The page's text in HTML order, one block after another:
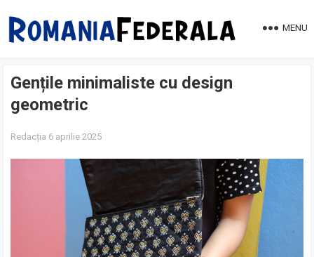
MENU
Gențile minimaliste cu design
geometric
Redacția 6 aprilie 2025